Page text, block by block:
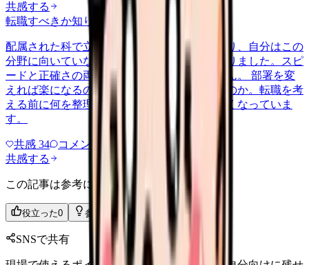
共感する
転職すべきか知りたい
incident
配属された科で立て続けに小さなミスが重なり、自分はこの
分野に向いていないのではと考えるようになりました。スピ
ードと正確さの両立に、毎日ついていけません。 部署を変
えれば楽になるのか、どこへ行っても同じなのか。転職を考
える前に何を整理すればいいのか、分からなくなっていま
す。
共感 34 コメント
共感する
この記事は参考になりましたか？
役立った0 参考になった
SNSで共有